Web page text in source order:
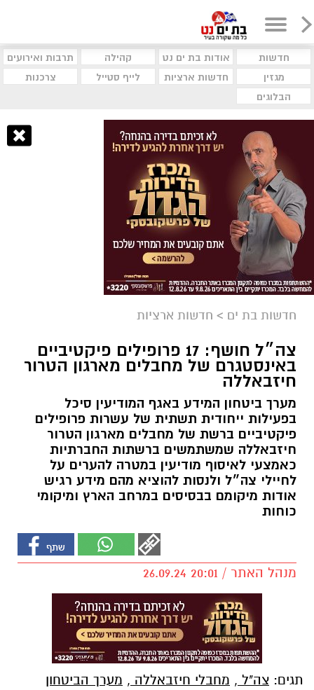
חדשות אודות בת ים נט קהילה
תרבות ואירועים
מגזין
חדשות ארציות לייף סטייל
צרכנות
הבלוגים
חדשות בת ים > חדשות ארציות
צה״ל חושף: 17 פרופילים פיקטיביים
באינסטגרם של מחבלים מארגון הטרור
חיזבאללה
מערך ביטחון המידע באגף המודיעין סיכל
בפעילות ייחודית תשתית של עשרות פרופילים
פיקטיביים ברשת של מחבלים מארגון הטרור
חיזבאללה שמשתמשים ברשתות החברתיות
כאמצעי לאיסוף מודיעין במטרה להערים על
לחיילי צה״ל ולנסות להוציא מהם מידע רגיש
אודות מיקומם בבסיסים במרחב הארץ ומיקומי
כוחות
מנהל האתר / 20:01 26.09.24
תגים: צה"ל , מחבלי חיזבאללה , מערך הביטחון